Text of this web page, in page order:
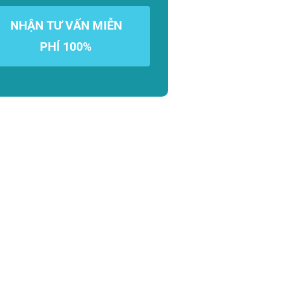
NHẬN TƯ VẤN MIỄN
PHÍ 100%